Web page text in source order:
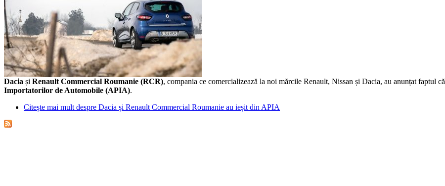
Dacia și Renault Commercial Roumanie (RCR), compania ce comercializează la noi mărcile Renault, Nissan și Dacia, au anunțat faptul că
Importatorilor de Automobile (APIA).
Citește mai mult despre Dacia și Renault Commercial Roumanie au ieșit din APIA